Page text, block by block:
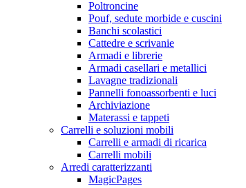
Poltroncine
Pouf, sedute morbide e cuscini
Banchi scolastici
Cattedre e scrivanie
Armadi e librerie
Armadi casellari e metallici
Lavagne tradizionali
Pannelli fonoassorbenti e luci
Archiviazione
Materassi e tappeti
Carrelli e soluzioni mobili
Carrelli e armadi di ricarica
Carrelli mobili
Arredi caratterizzanti
MagicPages